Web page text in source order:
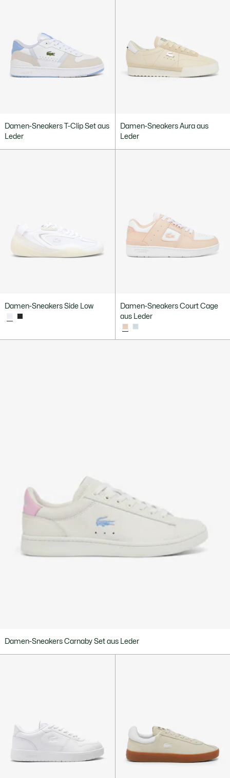
Damen-Sneakers T-Clip Set aus
Leder
Damen-Sneakers Aura aus
Leder
Damen-Sneakers Side Low
Damen-Sneakers Court Cage
aus Leder
Damen-Sneakers Carnaby Set aus Leder